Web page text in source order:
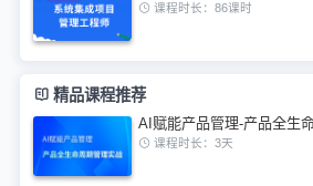
课程时长：86课时
精品课程推荐
AI赋能产品管理-产品全生
课程时长：3天